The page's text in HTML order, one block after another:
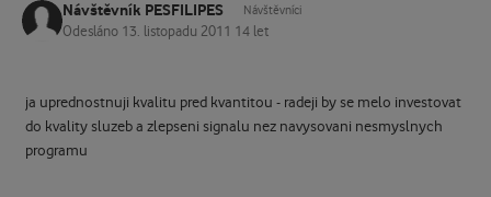
Návštěvník PESFILIPES Návštěvníci
Odesláno 13. listopadu 2011 14 let
ja uprednostnuji kvalitu pred kvantitou - radeji by se melo investovat
do kvality sluzeb a zlepseni signalu nez navysovani nesmyslnych
programu